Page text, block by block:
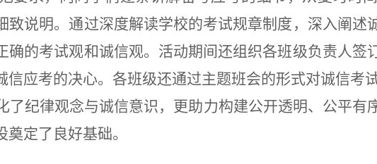
致说明。通过深度解读学校的考试规章制度，深入阐述
确的考试观和诚信观。 活动期间还组织各班级负责人签
应考的决心。各班级还通过主题班会的形式对诚信考试
了纪律观念与诚信意识，更助力构建公开透明、公平有
定了良好基础。